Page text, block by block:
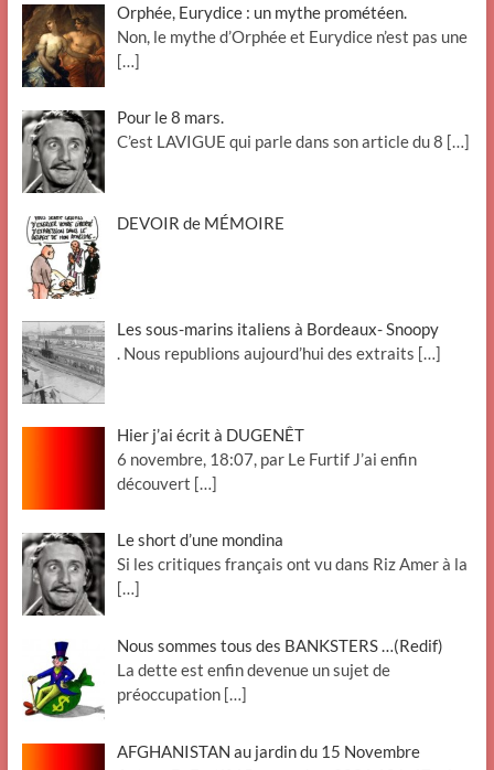
Orphée, Eurydice : un mythe prométéen.
Non, le mythe d’Orphée et Eurydice n’est pas une
[…]
Pour le 8 mars.
C’est LAVIGUE qui parle dans son article du 8 […]
DEVOIR de MÉMOIRE
Les sous-marins italiens à Bordeaux- Snoopy
. Nous republions aujourd’hui des extraits […]
Hier j’ai écrit à DUGENÊT
6 novembre, 18:07, par Le Furtif J’ai enfin
découvert […]
Le short d’une mondina
Si les critiques français ont vu dans Riz Amer à la
[…]
Nous sommes tous des BANKSTERS …(Redif)
La dette est enfin devenue un sujet de
préoccupation […]
AFGHANISTAN au jardin du 15 Novembre